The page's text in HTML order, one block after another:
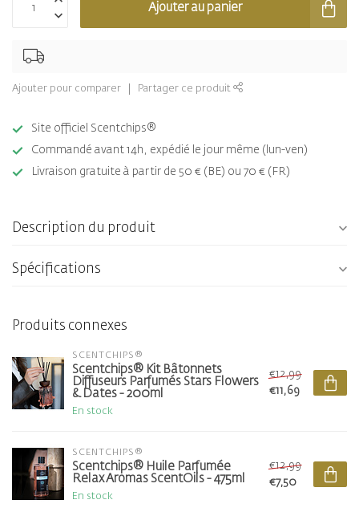
Ajouter au panier
Ajouter pour comparer Partager ce produit
Site officiel Scentchips®
Commandé avant 14h, expédié le jour même (lun-ven)
Livraison gratuite à partir de 50 € (BE) ou 70 € (FR)
Description du produit
Spécifications
Produits connexes
SCENTCHIPS®
Scentchips® Kit Bâtonnets
Diffuseurs Parfumés Stars Flowers
& Dates - 200ml
En stock
€12,99
€11,69
SCENTCHIPS®
Scentchips® Huile Parfumée
Relax Aromas ScentOils - 475ml
En stock
€12,99
€7,50